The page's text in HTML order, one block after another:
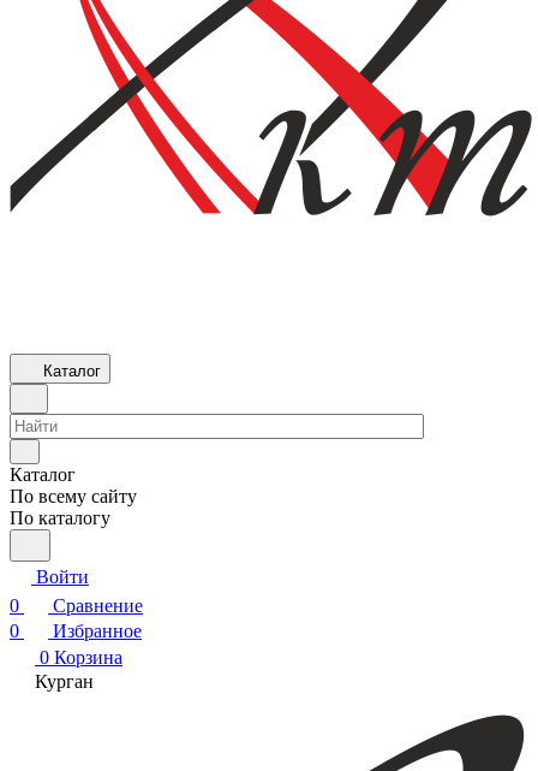
Каталог
Каталог
По всему сайту
По каталогу
Войти
0
Сравнение
0
Избранное
0 Корзина
Курган